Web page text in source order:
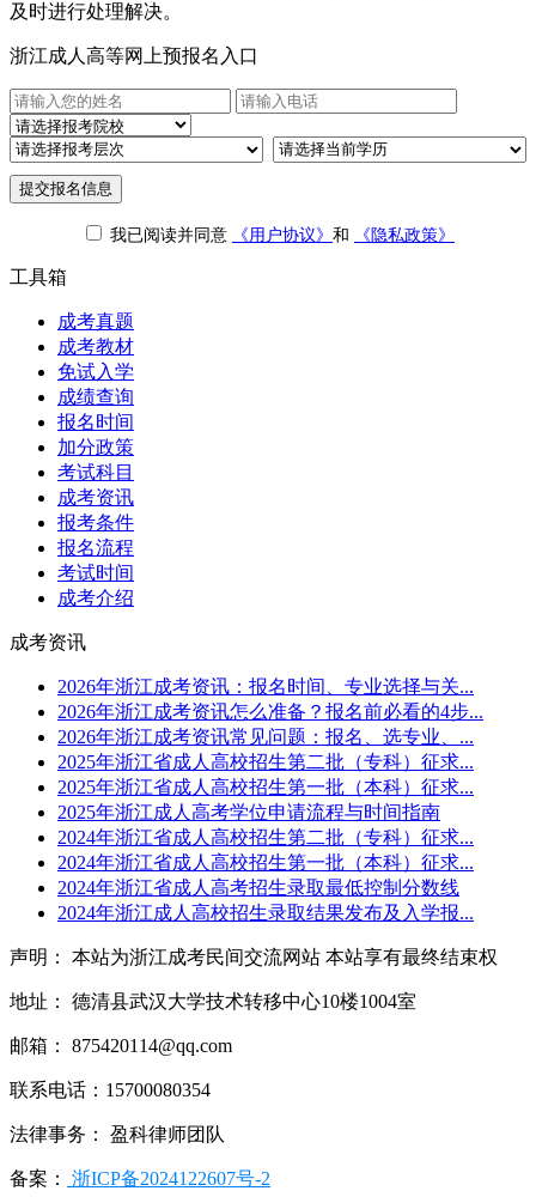
及时进行处理解决。
浙江成人高等网上预报名入口
提交报名信息
我已阅读并同意 《用户协议》 和 《隐私政策》
工具箱
成考真题
成考教材
免试入学
成绩查询
报名时间
加分政策
考试科目
成考资讯
报考条件
报名流程
考试时间
成考介绍
成考资讯
2026年浙江成考资讯：报名时间、专业选择与关...
2026年浙江成考资讯怎么准备？报名前必看的4步...
2026年浙江成考资讯常见问题：报名、选专业、...
2025年浙江省成人高校招生第二批（专科）征求...
2025年浙江省成人高校招生第一批（本科）征求...
2025年浙江成人高考学位申请流程与时间指南
2024年浙江省成人高校招生第二批（专科）征求...
2024年浙江省成人高校招生第一批（本科）征求...
2024年浙江省成人高考招生录取最低控制分数线
2024年浙江成人高校招生录取结果发布及入学报...
声明： 本站为浙江成考民间交流网站 本站享有最终结束权
地址： 德清县武汉大学技术转移中心10楼1004室
邮箱： 875420114@qq.com
联系电话：15700080354
法律事务： 盈科律师团队
备案： 浙ICP备2024122607号-2